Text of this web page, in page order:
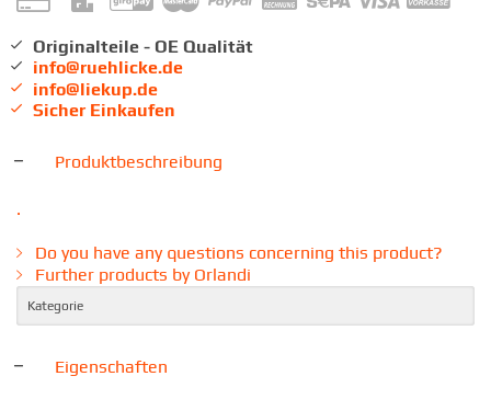
Originalteile - OE Qualität
info@ruehlicke.de
info@liekup.de
Sicher Einkaufen
Produktbeschreibung
.
Do you have any questions concerning this product?
Further products by Orlandi
Kategorie
Eigenschaften